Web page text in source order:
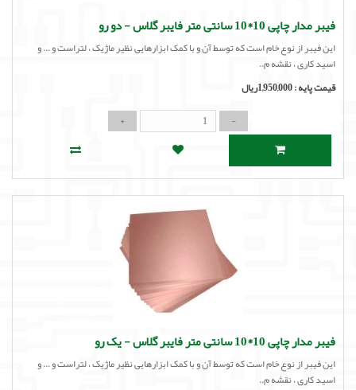
فیبر مدار چاپی 10*10 سانتی متر فایبر گلاس - دو رو
این فیبر از نوع خام است که توسط آن و با کمک ابزارهایی نظیر ماژیک ، لتراست و ... و
اسید کاری ، نقشه م..
قیمت پایه :1,950,000ریال
فیبر مدار چاپی 10*10 سانتی متر فایبر گلاس - یک رو
این فیبر از نوع خام است که توسط آن و با کمک ابزارهایی نظیر ماژیک ، لتراست و ... و
اسید کاری ، نقشه م..